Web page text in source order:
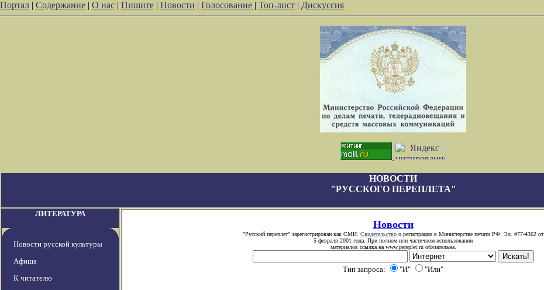
Портал | Содержание | О нас | Пишите | Новости | Голосование | Топ-лист | Дискуссия
НОВОСТИ
"РУССКОГО ПЕРЕПЛЕТА"
ЛИТЕРАТУРА
Новости русской культуры
Афиша
К читателю
Новости
"Русский переплет" зарегистрирован как СМИ. Свидетельство о регистрации в Министерстве печати РФ: Эл. #77-4362 от
5 февраля 2001 года. При полном или частичном использовании
материалов ссылка на www.pereplet.ru обязательна.
Тип запроса: "И" "Или"